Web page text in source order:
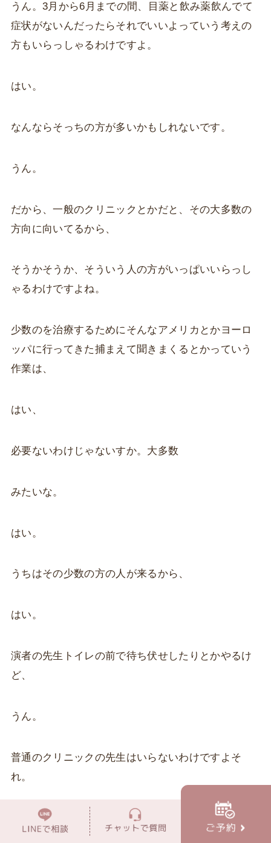
うん。3月から6月までの間、目薬と飲み薬飲んでて
症状がないんだったらそれでいいよっていう考えの
方もいらっしゃるわけですよ。
はい。
なんならそっちの方が多いかもしれないです。
うん。
だから、一般のクリニックとかだと、その大多数の
方向に向いてるから、
そうかそうか、そういう人の方がいっぱいいらっし
ゃるわけですよね。
少数のを治療するためにそんなアメリカとかヨーロ
ッパに行ってきた捕まえて聞きまくるとかっていう
作業は、
はい、
必要ないわけじゃないすか。大多数
みたいな。
はい。
うちはその少数の方の人が来るから、
はい。
演者の先生トイレの前で待ち伏せしたりとかやるけ
ど、
うん。
普通のクリニックの先生はいらないわけですよそ
れ。